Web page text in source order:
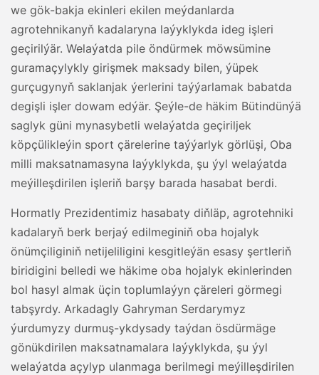
we gök-bakja ekinleri ekilen meýdanlarda
agrotehnikanyň kadalaryna laýyklykda ideg işleri
geçirilýär. Welaýatda pile öndürmek möwsümine
guramaçylykly girişmek maksady bilen, ýüpek
gurçugynyň saklanjak ýerlerini taýýarlamak babatda
degişli işler dowam edýär. Şeýle-de häkim Bütindünýä
saglyk güni mynasybetli welaýatda geçiriljek
köpçülikleýin sport çärelerine taýýarlyk görlüşi, Oba
milli maksatnamasyna laýyklykda, şu ýyl welaýatda
meýilleşdirilen işleriň barşy barada hasabat berdi.
Hormatly Prezidentimiz hasabaty diňläp, agrotehniki
kadalaryň berk berjaý edilmeginiň oba hojalyk
önümçiliginiň netijeliligini kesgitleýän esasy şertleriň
biridigini belledi we häkime oba hojalyk ekinlerinden
bol hasyl almak üçin toplumlaýyn çäreleri görmegi
tabşyrdy. Arkadagly Gahryman Serdarymyz
ýurdumyzy durmuş-ykdysady taýdan ösdürmäge
gönükdirilen maksatnamalara laýyklykda, şu ýyl
welaýatda açylyp ulanmaga berilmegi meýilleşdirilen